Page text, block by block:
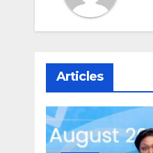
Articles